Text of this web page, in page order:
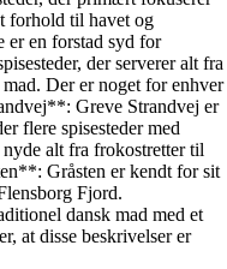
forhold til havet og
en forstad syd for
der serverer alt fra
Der er noget for enhver
Greve Strandvej er
flere spisesteder med
alt fra frokostretter til
Gråsten er kendt for sit
Fjord.
dansk mad med et
at disse beskrivelser er